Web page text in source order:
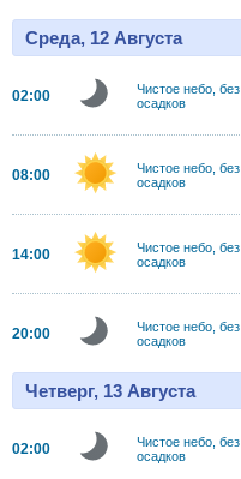
Среда, 12 Августа
02:00
Чистое небо, без
осадков
08:00
Чистое небо, без
осадков
14:00
Чистое небо, без
осадков
20:00
Чистое небо, без
осадков
Четверг, 13 Августа
02:00
Чистое небо, без
осадков